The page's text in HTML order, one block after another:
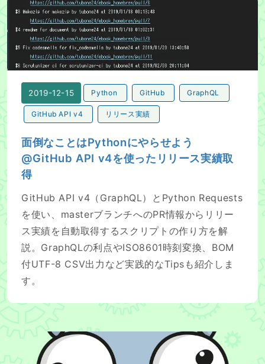
面倒なことはPythonにやらせよう@GitHub API v4を使
2019-12-15 Python GitHub GraphQL
GitHub API v4 リリース実績
面倒なことはPythonにやらせよう
@GitHub API v4を使ったリリース実績取
得
GitHub API v4（GraphQL）とPython Requests
を使い、masterブランチへのPR情報からリリー
ス実績を自動取得するスクリプトの作り方を解
説。GraphQLの利点やISO8601時刻変換、BOM
付UTF-8 CSV出力など実践的なTipsも紹介しま
す。
GoでAWS Lambdaを動かして、